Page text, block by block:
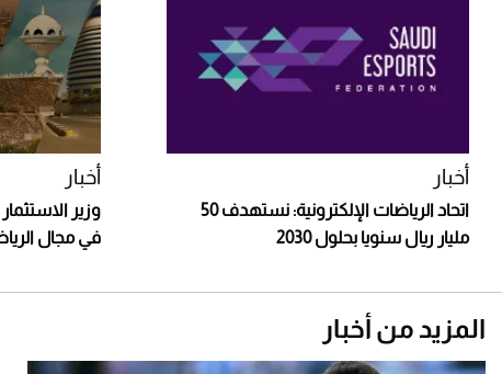
أخبار
اتحاد الرياضات الإلكترونية: نستهدف 50
مليار ريال سنويا بحلول 2030
أخبار
وزير
في مجال
المزيد من أخبار